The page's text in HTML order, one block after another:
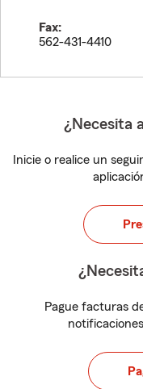
Fax:
562-431-4410
¿Necesita
Inicie o realice un
Pague facturas